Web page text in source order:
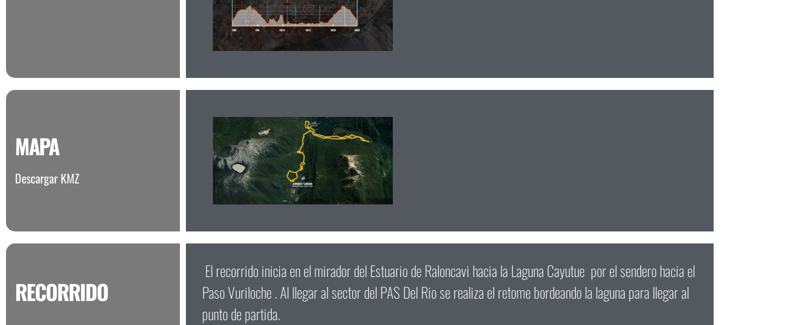
MAPA
Descargar KMZ
RECORRIDO
El recorrido inicia en el mirador del Estuario de Raloncavi hacia la Laguna Cayutue por el sendero hacia el
Paso Vuriloche . Al llegar al sector del PAS Del Rio se realiza el retome bordeando la laguna para llegar al
punto de partida.